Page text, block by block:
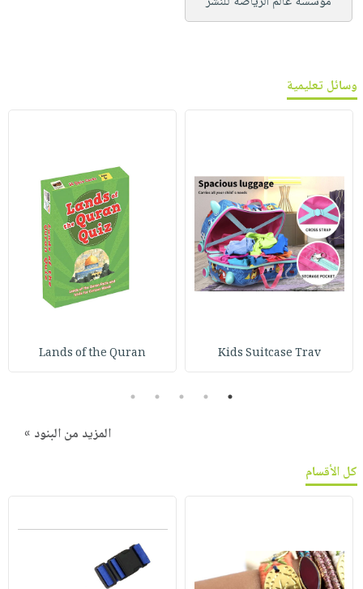
وسائل تعليمية
Kids Suitcase Trav
Lands of the Quran
1
2
3
4
5
المزيد من البنود »
كل الأقسام